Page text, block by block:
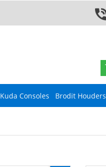
Kuda Consoles Brodit Houders